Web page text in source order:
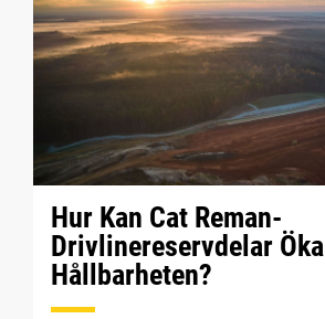
Hur Kan Cat Reman-
Drivlinereservdelar Öka
Hållbarheten?